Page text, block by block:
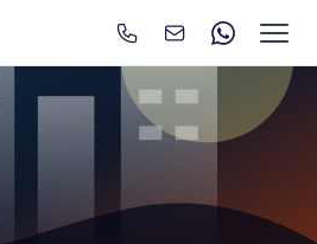
Search